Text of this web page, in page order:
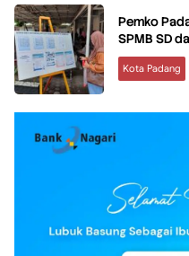
Pemko
SPMB SD
Kota Padang